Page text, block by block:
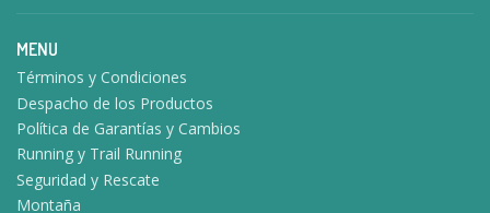
MENU
Términos y Condiciones
Despacho de los Productos
Política de Garantías y Cambios
Running y Trail Running
Seguridad y Rescate
Montaña